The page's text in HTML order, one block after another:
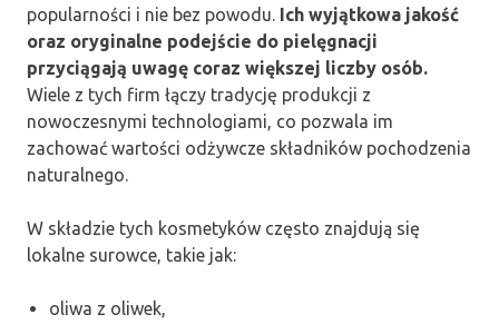
popularności i nie bez powodu. Ich wyjątkowa jakość
oraz oryginalne podejście do pielęgnacji
przyciągają uwagę coraz większej liczby osób.
Wiele z tych firm łączy tradycję produkcji z
nowoczesnymi technologiami, co pozwala im
zachować wartości odżywcze składników pochodzenia
naturalnego.
W składzie tych kosmetyków często znajdują się
lokalne surowce, takie jak:
oliwa z oliwek,